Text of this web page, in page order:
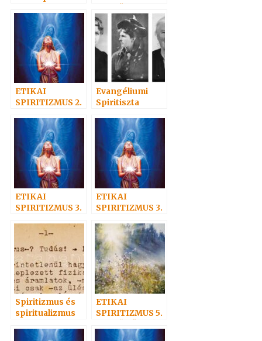
mellett
ETIKAI
SPIRITIZMUS 2.
útján: Isten felé
Evangéliumi
Spiritiszta
ETIKAI
SPIRITIZMUS 3.
ALÁZATOSSÁGR
ETIKAI
SPIRITIZMUS 3.
alázatosságról
Spiritizmus és
spiritualizmus
ETIKAI
SPIRITIZMUS 5.
NEM LÉSZEN”